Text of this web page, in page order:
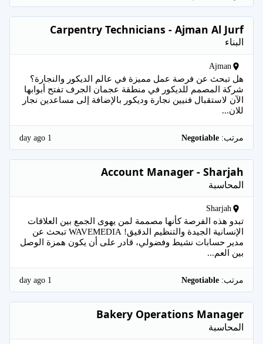
Carpentry Technicians - Ajman Al Jurf
البناء
Ajman
هل تبحث عن فرصة عمل مميزة في عالم الديكور والنجارة؟
شركة المصمم للديكور في منطقة عجمان الجرف تفتح أبوابها
الآن لاستقبال فنيين نجارة وديكور بالإضافة إلى مساعدين نجار
للان...
مرتب: 1 day ago
Account Manager - Sharjah
المحاسبة
Sharjah
تبدو هذه الفرصة كأنها مصممة لمن يهوى الجمع بين العلاقات
الإنسانية الجيدة والتنظيم الدقيق! WAVEMEDIA تبحث عن
مدير حسابات نشيط وفضولي، قادر على أن يكون همزة الوصل
بين العم...
مرتب: 1 day ago
Bakery Operations Manager
المحاسبة